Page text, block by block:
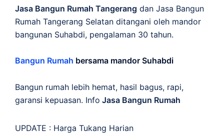
Jasa Bangun Rumah Tangerang dan Jasa Bangun
Rumah Tangerang Selatan ditangani oleh mandor
bangunan Suhabdi, pengalaman 30 tahun.
Bangun Rumah bersama mandor Suhabdi
Bangun rumah lebih hemat, hasil bagus, rapi,
garansi kepuasan. Info Jasa Bangun Rumah
UPDATE : Harga Tukang Harian